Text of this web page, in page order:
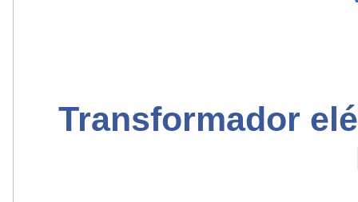
Transformador